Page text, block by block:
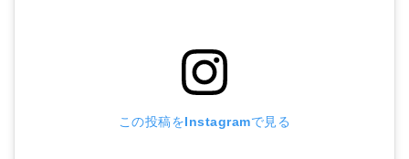
この投稿をInstagramで見る